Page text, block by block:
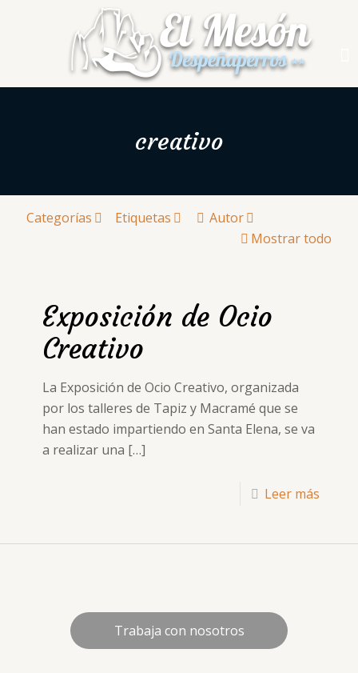
creativo
Categorías Etiquetas
Autor
Mostrar todo
Exposición de Ocio
Creativo
La Exposición de Ocio Creativo, organizada
por los talleres de Tapiz y Macramé que se
han estado impartiendo en Santa Elena, se va
a realizar una […]
Leer más
Trabaja con nosotros